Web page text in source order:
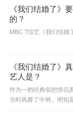
《我们结婚了》
的？
MBC T综艺《我们结婚
《我们结婚了》
艺人是？
作为一档经典假想情侣
当时风靡了中韩。明知